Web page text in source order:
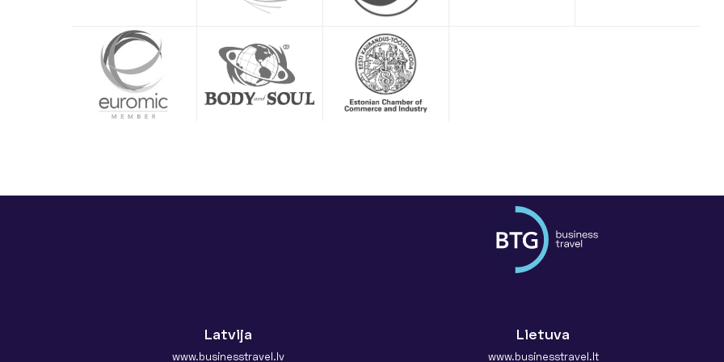
Latvija
www.businesstravel.lv
Lietuva
www.businesstravel.lt